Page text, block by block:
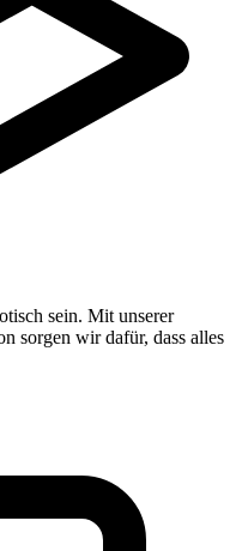
sein. Mit unserer
sorgen wir dafür, dass alles